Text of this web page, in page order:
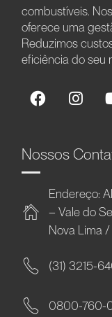
combustíveis.
oferece uma
Reduzimos
eficiência do seu
Nossos
Endereço:
– Vale do
Nova Lima
(31) 3215-
0800-760-